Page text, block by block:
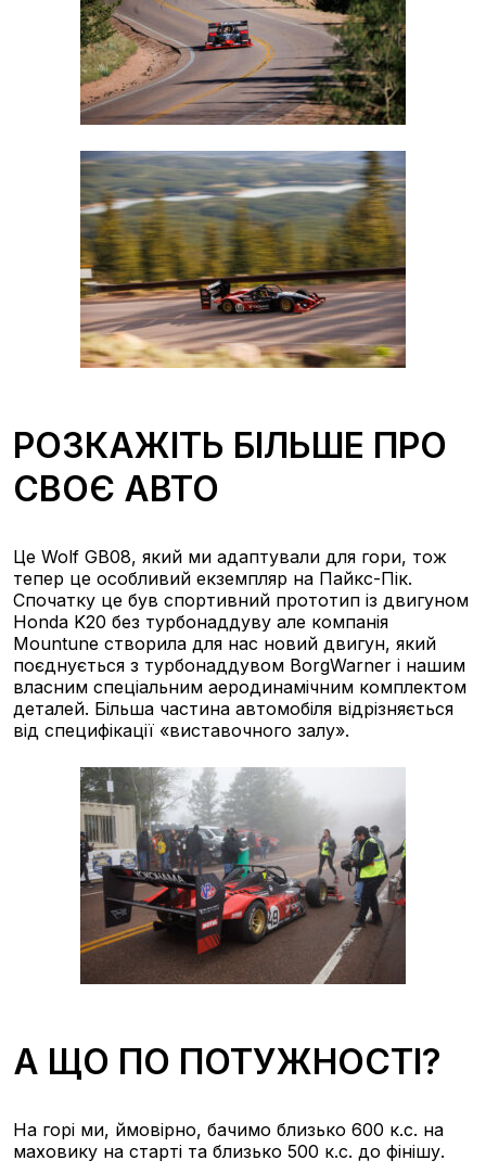
РОЗКАЖІТЬ БІЛЬШЕ ПРО
СВОЄ АВТО
Це Wolf GB08, який ми адаптували для гори, тож
тепер це особливий екземпляр на Пайкс-Пік.
Спочатку це був спортивний прототип із двигуном
Honda K20 без турбонаддуву але компанія
Mountune створила для нас новий двигун, який
поєднується з турбонаддувом BorgWarner і нашим
власним спеціальним аеродинамічним комплектом
деталей. Більша частина автомобіля відрізняється
від специфікації «виставочного залу».
А ЩО ПО ПОТУЖНОСТІ?
На горі ми, ймовірно, бачимо близько 600 к.с. на
маховику на старті та близько 500 к.с. до фінішу.